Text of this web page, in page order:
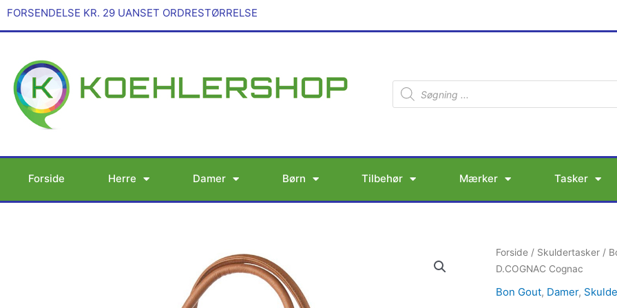
GåFORSENDELSE KR. 29 UANSET ORDRESTØRRELSE
Products
search
Forside Herre Damer Børn Tilbehør Mærker Tasker
Forside / Skuldertasker /
D.COGNAC Cognac
Bon Gout, Damer,
BON
GOUT
15,4